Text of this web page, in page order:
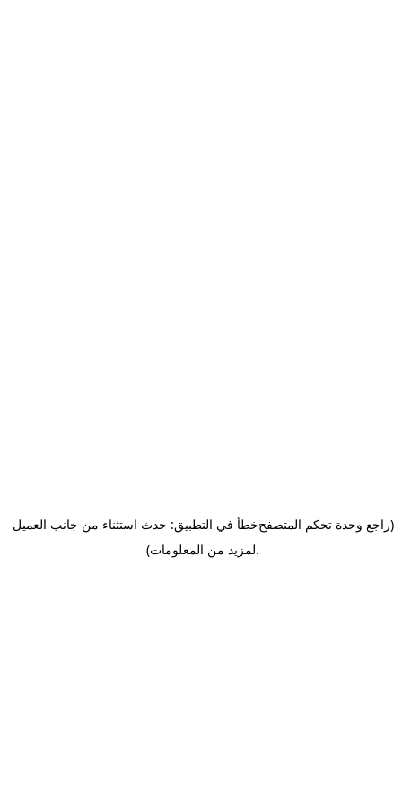
خطأ في التطبيق: حدث استثناء من جانب العميل(راجع وحدة تحكم المتصفح
لمزيد من المعلومات).